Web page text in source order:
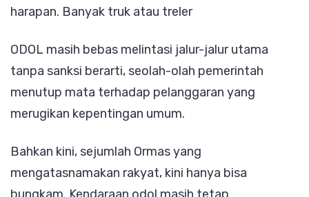
harapan. Banyak truk atau treler
ODOL masih bebas melintasi jalur-jalur utama
tanpa sanksi berarti, seolah-olah pemerintah
menutup mata terhadap pelanggaran yang
merugikan kepentingan umum.
Bahkan kini, sejumlah Ormas yang
mengatasnamakan rakyat, kini hanya bisa